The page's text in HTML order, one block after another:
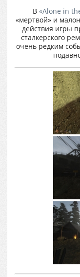
В «Alone in
«мертвой» и
действия игры
сталкерского
очень редким